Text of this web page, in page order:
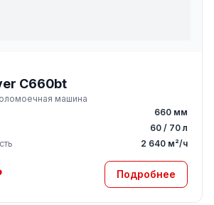
C660bt
машина
660 мм
60 / 70 л
2 640 м²/ч
Подробнее